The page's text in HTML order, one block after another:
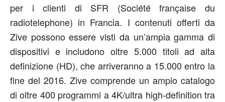
per i clienti di SFR (Société française du
radiotelephone) in Francia. I contenuti offerti da
Zive possono essere visti da un’ampia gamma di
dispositivi e includono oltre 5.000 titoli ad alta
definizione (HD), che arriveranno a 15.000 entro la
fine del 2016. Zive comprende un ampio catalogo
di oltre 400 programmi a 4K/ultra high-definition tra